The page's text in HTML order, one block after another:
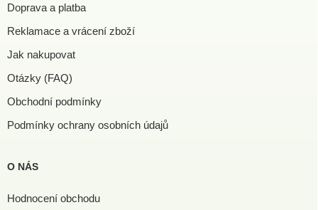
Doprava a platba
Reklamace a vrácení zboží
Jak nakupovat
Otázky (FAQ)
Obchodní podmínky
Podmínky ochrany osobních údajů
O NÁS
Hodnocení obchodu